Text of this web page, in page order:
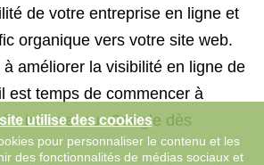
de votre entreprise en ligne et
organique vers votre site web.
améliorer la visibilité en ligne de
est temps de commencer à
internet sur Google dès
utilise des cookies
pour personnaliser le contenu et les
des fonctionnalités de médias sociaux et